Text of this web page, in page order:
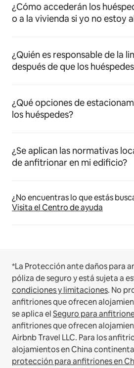
¿Cómo accederán los
o a la vivienda si yo no estoy
¿Quién es responsable de la
después de que los
¿Qué opciones de
los huéspedes?
¿Se aplican las normativas
de anfitrionar en mi edificio?
¿No encuentras lo que estás
Visita el Centro de ayuda
*La Protección ante daños para
póliza de seguro y está sujeta a
condiciones y limitaciones. No
anfitriones que ofrecen
se aplica elSeguro para
anfitriones que ofrecen
Airbnb Travel LLC. Para los
alojamientos en China
protección para anfitriones en